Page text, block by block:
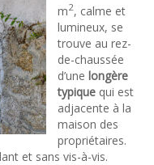
m2, calme et
lumineux, se
trouve au rez-
de-chaussée
d’une longère
typique qui est
adjacente à la
maison des
propriétaires.
et sans vis-à-vis.